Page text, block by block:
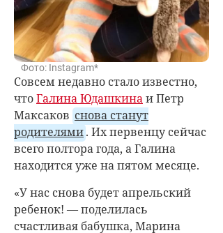
Фото: Instagram*
Совсем недавно стало известно,
чтоГалина Юдашкинаи Петр
Максаков снова станут
родителями. Их первенцу сейчас
всего полтора года, а Галина
находится уже на пятом месяце.
«У нас снова будет апрельский
ребенок! — поделилась
счастливая бабушка, Марина